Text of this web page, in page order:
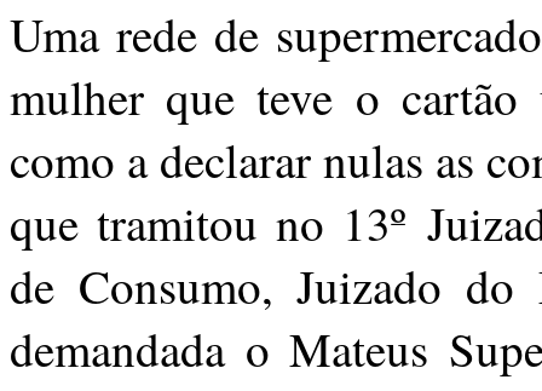
Uma rede de
mulher que teve o
como a declarar nulas as
que tramitou no 13º
de Consumo, Juizado do
demandada o Mateus